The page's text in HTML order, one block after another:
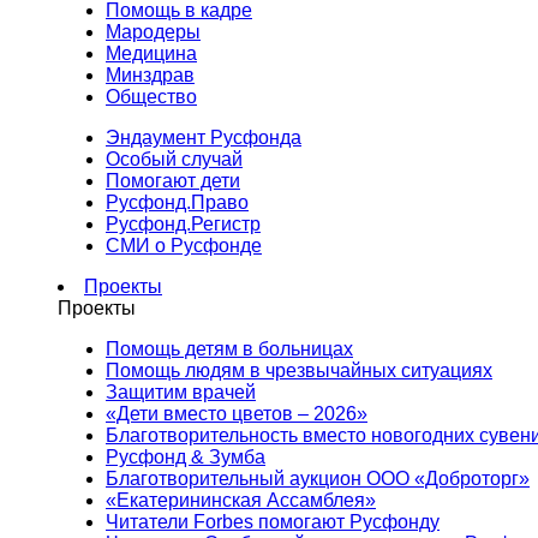
Помощь в кадре
Мародеры
Медицина
Минздрав
Общество
Эндаумент Русфонда
Особый случай
Помогают дети
Русфонд.Право
Русфонд.Регистр
СМИ о Русфонде
Проекты
Проекты
Помощь детям в больницах
Помощь людям в чрезвычайных ситуациях
Защитим врачей
«Дети вместо цветов – 2026»
Благотворительность вместо новогодних
Русфонд & Зумба
Благотворительный аукцион ООО «Доброторг»
«Екатерининская Ассамблея»
Читатели Forbes помогают Русфонду